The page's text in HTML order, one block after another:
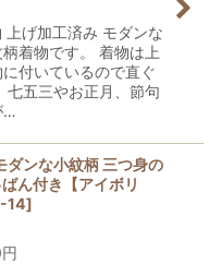
げ加工済み モダンな
着物です。 着物は上
付いているので直ぐ
七五三やお正月、節句
…
ダンな小紋柄 三つ身の
ん付き【アイボリ
14]
円